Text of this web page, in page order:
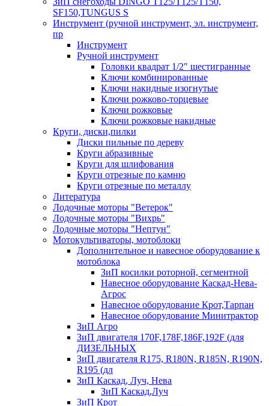
SF150,TUNGUS S
Инструмент (ручной инструмент, эл. инструмент,
пр
Инструмент
Ручной инструмент
Головки квадрат 1/2" шестигранные
Ключи комбинированные
Ключи накидные изогнутые
Ключи рожково-торцевые
Ключи рожковые
Ключи рожковые накидные
Круги, диски,пилки
Диски пильные по дереву
Круги абразивные
Круги для шлифования
Круги отрезные по камню
Круги отрезные по металлу
Литература
Лодочные моторы "Ветерок"
Лодочные моторы "Вихрь"
Лодочные моторы "Нептун"
Мотокультиваторы, мотоблоки
Дополнительное и навесное оборудование к
мотоблока
ЗиП косилки роторной, сегментной
Навесное оборудование Каскад-Нева-
Агрос
Навесное оборудование Крот,Тарпан
Навесное оборудование Минитрактор
ЗиП Агро
ЗиП двигателя 170F,178F,186F,192F (для
ДИЗЕЛЬНЫХ
ЗиП двигателя R175, R180N, R185N, R190N,
R195 (дл
ЗиП Каскад, Луч, Нева
ЗиП Каскад,Луч
ЗиП Крот